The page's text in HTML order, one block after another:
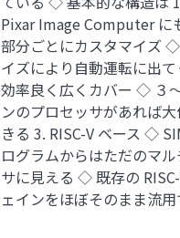
Pixar Image Computer に
部分ごとにカスタマイズ
イズにより自動運転に出
効率良く広くカバー ◇ ３
ンのプロセッサがあれば
きる 3. RISC-V ベース ◇
ログラムからはただのマ
サに見える ◇ 既存の
ェインをほぼそのまま流